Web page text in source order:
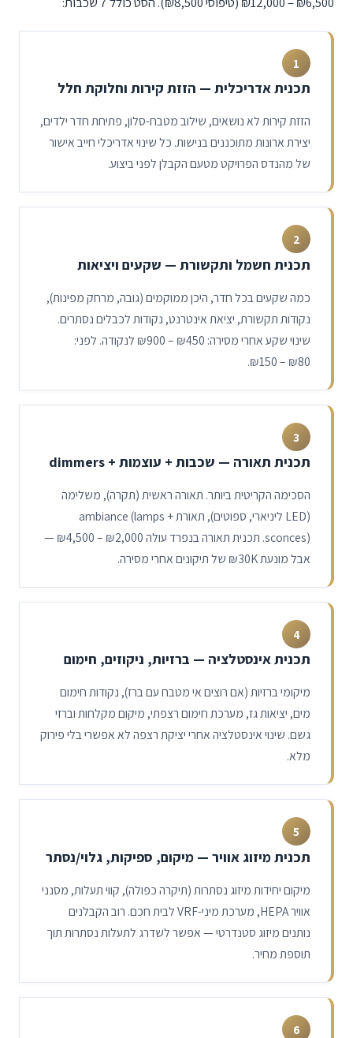
1
תכנית אדריכלית — הזזת קירות וחלוקת חלל
הזזת קירות לא נושאים, שילוב מטבח-סלון, פתיחת חדר ילדים,
יצירת ארונות מתוכננים בנישות. כל שינוי אדריכלי חייב אישור
של מהנדס הפרויקט מטעם הקבלן לפני ביצוע.
2
תכנית חשמל ותקשורת — שקעים ויציאות
כמה שקעים בכל חדר, היכן ממוקמים (גובה, מרחק מפינות),
נקודות תקשורת, יציאת אינטרנט, נקודות לכבלים נסתרים.
שינוי שקע אחרי מסירה: ₪900 – ₪450 לנקודה. לפני:
₪150 – ₪80
.
3
תכנית תאורה — שכבות + עוצמות + dimmers
הסכימה הקריטית ביותר. תאורה ראשית (תקרה), משלימה
(LED ליניארי, ספוטים), תאורת ambiance (lamps +
sconces). תכנית תאורה בנפרד עולה
₪4,500 – ₪2,000
—
אבל מונעת ₪30K של תיקונים אחרי מסירה.
4
תכנית אינסטלציה — ברזיות, ניקוזים, חימום
מיקומי ברזיות (אם רוצים אי מטבח עם ברז), נקודות חימום
מים, יציאות גז, מערכת חימום רצפתי, מיקום מקלחות וברזי
גשם. שינוי אינסטלציה אחרי יציקת רצפה לא אפשרי בלי פירוק
מלא.
5
תכנית מיזוג אוויר — מיקום, ספיקות, גלוי/נסתר
מיקום יחידות מיזוג נסתרות (תיקרה כפולה), קווי תעלות, מסנני
אוויר HEPA, מערכת מיני-VRF לבית חכם. רוב הקבלנים
נותנים מיזוג סטנדרטי — אפשר לשדרג לתעלות נסתרות תוך
תוספת מחיר.
6